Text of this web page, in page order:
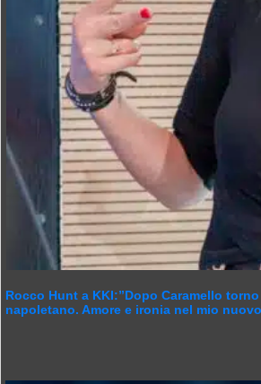
Rocco Hunt a KKI:”Dopo Caramello
napoletano. Amore e ironia nel mio